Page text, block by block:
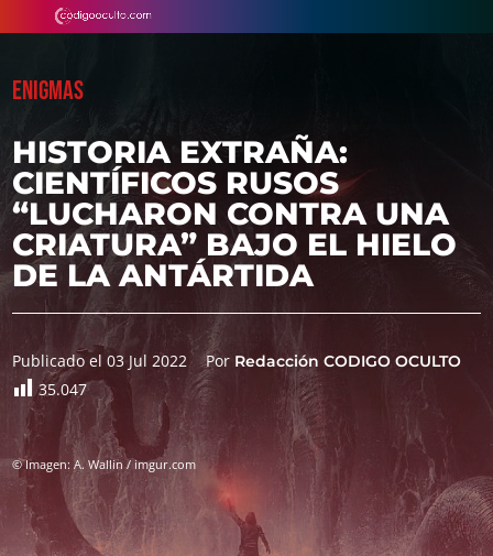
ENIGMAS
HISTORIA EXTRAÑA:
CIENTÍFICOS RUSOS
“LUCHARON CONTRA UNA
CRIATURA” BAJO EL HIELO
DE LA ANTÁRTIDA
Publicado el 03 Jul 2022 Por Redacción CODIGO OCULTO
35.047
© Imagen: A. Wallin / imgur.com